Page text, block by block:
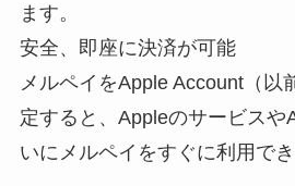
ます。
安全、即座に決済が可能
メルペイをApple Account（以
定すると、Appleのサービスや
いにメルペイをすぐに利用でき